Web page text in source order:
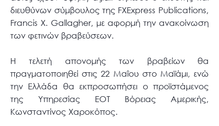
διευθύνων σύμβουλος της FXExpress Publications,
Francis X. Gallagher, με αφορμή την ανακοίνωση
των φετινών βραβεύσεων.
Η τελετή απονομής των βραβείων θα
πραγματοποιηθεί στις 22 Μαΐου στο Μαϊάμι, ενώ
την Ελλάδα θα εκπροσωπήσει ο προϊστάμενος
της Υπηρεσίας ΕΟΤ Βόρειας Αμερικής,
Κωνσταντίνος Χαροκόπος.